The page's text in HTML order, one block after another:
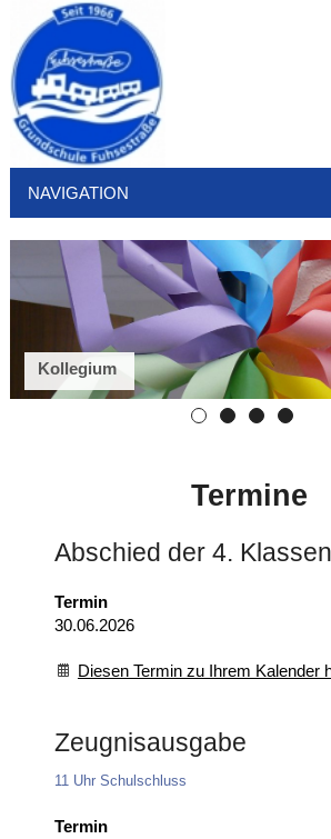
NAVIGATION
Kollegium
Termine
Abschied der 4. Klassen
Termin
30.06.2026
Diesen Termin zu Ihrem Kalender
Zeugnisausgabe
11 Uhr Schulschluss
Termin